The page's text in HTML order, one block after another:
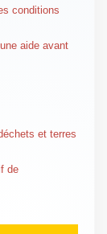
conditions
aide avant
et terres
de